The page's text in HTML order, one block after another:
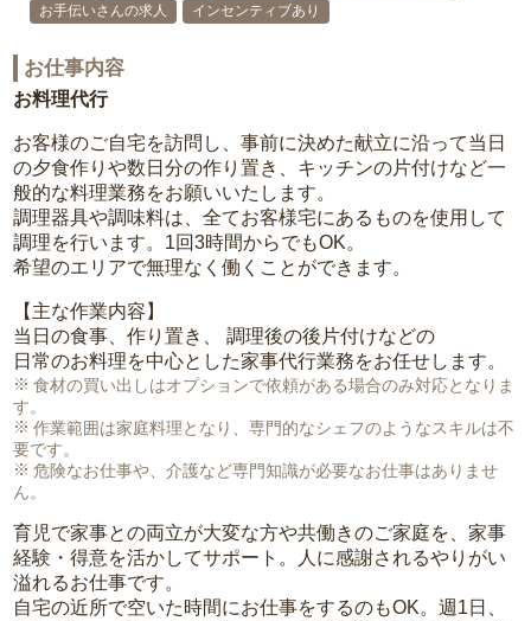
お手伝いさんの求人
インセンティブあり
お仕事内容
お料理代行
お客様のご自宅を訪問し、事前に決めた献立に沿って当日
の夕食作りや数日分の作り置き、キッチンの片付けなど一
般的な料理業務をお願いいたします。
調理器具や調味料は、全てお客様宅にあるものを使用して
調理を行います。1回3時間からでもOK。
希望のエリアで無理なく働くことができます。
【主な作業内容】
当日の食事、作り置き、 調理後の後片付けなどの
日常のお料理を中心とした家事代行業務をお任せします。
食材の買い出しはオプションで依頼がある場合のみ対応となりま
す。
作業範囲は家庭料理となり、専門的なシェフのようなスキルは不
要です。
危険なお仕事や、介護など専門知識が必要なお仕事はありませ
ん。
育児で家事との両立が大変な方や共働きのご家庭を、家事
経験・得意を活かしてサポート。人に感謝されるやりがい
溢れるお仕事です。
自宅の近所で空いた時間にお仕事をするのもOK。週1日、